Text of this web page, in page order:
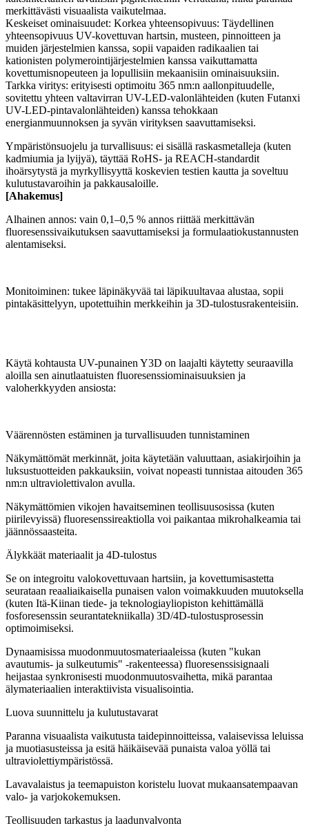
merkittävästi visuaalista vaikutelmaa.
Keskeiset ominaisuudet: Korkea yhteensopivuus: Täydellinen
yhteensopivuus UV-kovettuvan hartsin, musteen, pinnoitteen ja
muiden järjestelmien kanssa, sopii vapaiden radikaalien tai
kationisten polymerointijärjestelmien kanssa vaikuttamatta
kovettumisnopeuteen ja lopullisiin mekaanisiin ominaisuuksiin.
Tarkka viritys: erityisesti optimoitu 365 nm:n aallonpituudelle,
sovitettu yhteen valtavirran UV-LED-valonlähteiden (kuten Futanxi
UV-LED-pintavalonlähteiden) kanssa tehokkaan
energianmuunnoksen ja syvän virityksen saavuttamiseksi.
Ympäristönsuojelu ja turvallisuus: ei sisällä raskasmetalleja (kuten
kadmiumia ja lyijyä), täyttää RoHS- ja REACH-standardit
ihoärsytystä ja myrkyllisyyttä koskevien testien kautta ja soveltuu
kulutustavaroihin ja pakkausaloille.
[Ahakemus]
Alhainen annos: vain 0,1–0,5 % annos riittää merkittävän
fluoresenssivaikutuksen saavuttamiseksi ja formulaatiokustannusten
alentamiseksi.
Monitoiminen: tukee läpinäkyvää tai läpikuultavaa alustaa, sopii
pintakäsittelyyn, upotettuihin merkkeihin ja 3D-tulostusrakenteisiin.
Käytä kohtausta UV-punainen Y3D on laajalti käytetty seuraavilla
aloilla sen ainutlaatuisten fluoresenssiominaisuuksien ja
valoherkkyyden ansiosta:
Väärennösten estäminen ja turvallisuuden tunnistaminen
Näkymättömät merkinnät, joita käytetään valuuttaan, asiakirjoihin ja
luksustuotteiden pakkauksiin, voivat nopeasti tunnistaa aitouden 365
nm:n ultraviolettivalon avulla.
Näkymättömien vikojen havaitseminen teollisuusosissa (kuten
piirilevyissä) fluoresenssireaktiolla voi paikantaa mikrohalkeamia tai
jäännössaasteita.
Älykkäät materiaalit ja 4D-tulostus
Se on integroitu valokovettuvaan hartsiin, ja kovettumisastetta
seurataan reaaliaikaisella punaisen valon voimakkuuden muutoksella
(kuten Itä-Kiinan tiede- ja teknologiayliopiston kehittämällä
fosforesenssin seurantatekniikalla) 3D/4D-tulostusprosessin
optimoimiseksi.
Dynaamisissa muodonmuutosmateriaaleissa (kuten "kukan
avautumis- ja sulkeutumis" -rakenteessa) fluoresenssisignaali
heijastaa synkronisesti muodonmuutosvaihetta, mikä parantaa
älymateriaalien interaktiivista visualisointia.
Luova suunnittelu ja kulutustavarat
Paranna visuaalista vaikutusta taidepinnoitteissa, valaisevissa leluissa
ja muotiasusteissa ja esitä häikäisevää punaista valoa yöllä tai
ultraviolettiympäristössä.
Lavavalaistus ja teemapuiston koristelu luovat mukaansatempaavan
valo- ja varjokokemuksen.
Teollisuuden tarkastus ja laadunvalvonta